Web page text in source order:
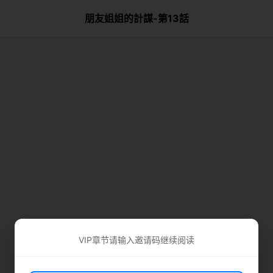
朋友姐姐的計謀-第13話
VIP章节请输入邀请码继续阅读